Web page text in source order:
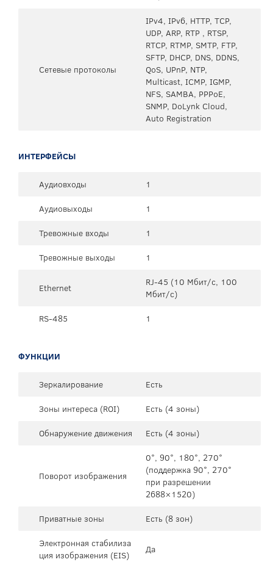
Сетевые протоколы
IPv4, IPv6, HTTP, TCP,
UDP, ARP, RTP , RTSP,
RTCP, RTMP, SMTP, FTP,
SFTP, DHCP, DNS, DDNS,
QoS, UPnP, NTP,
Multicast, ICMP, IGMP,
NFS, SAMBA, PPPoE,
SNMP, DoLynk Cloud,
Auto Registration
ИНТЕРФЕЙСЫ
Аудиовходы
1
Аудиовыходы
1
Тревожные входы
1
Тревожные выходы
1
Ethernet
RJ-45 (10 Мбит/с, 100
Мбит/с)
RS-485
1
ФУНКЦИИ
Зеркалирование
Есть
Зоны интереса (ROI)
Есть (4 зоны)
Обнаружение движения
Есть (4 зоны)
Поворот изображения
0°, 90°, 180°, 270°
(поддержка 90°, 270°
при разрешении
2688×1520)
Приватные зоны
Есть (8 зон)
Электронная стабилиза
ция изображения (EIS)
Да